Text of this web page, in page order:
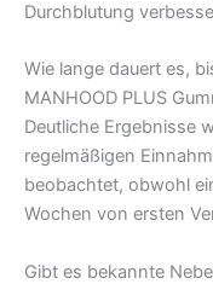
Durchblutung
Wie lange dauert es,
MANHOOD PLUS
Deutliche Ergebnisse
regelmäßigen
beobachtet, obwohl
Wochen von ersten
Gibt es bekannte